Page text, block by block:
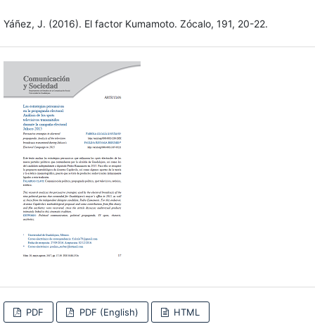
Yáñez, J. (2016). El factor Kumamoto. Zócalo, 191, 20-22.
PDF PDF (English) HTML